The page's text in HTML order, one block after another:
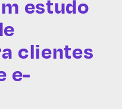
estudo
clientes
e-